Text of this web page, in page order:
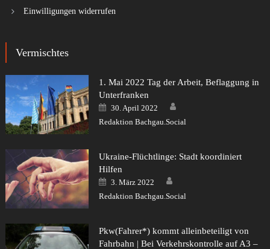
Einwilligungen widerrufen
Vermischtes
1. Mai 2022 Tag der Arbeit, Beflaggung in
Unterfranken
Posted
on
30. April 2022
Redaktion Bachgau.Social
Ukraine-Flüchtlinge: Stadt koordiniert
Hilfen
Posted
on
3. März 2022
Redaktion Bachgau.Social
Pkw(Fahrer*) kommt alleinbeteiligt von
Fahrbahn | Bei Verkehrskontrolle auf A3 –